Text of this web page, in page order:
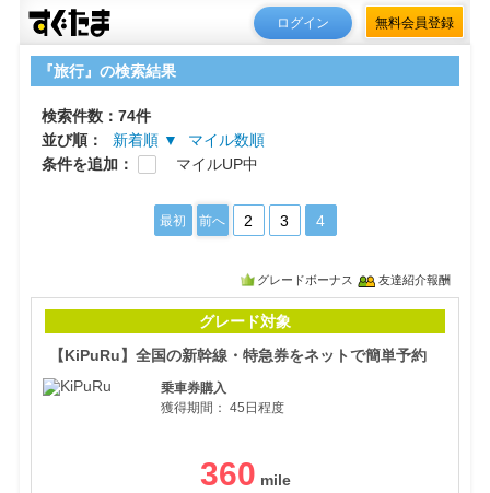
ログイン 無料会員登録
『旅行』の検索結果
検索件数：74件
並び順：
新着順 ▼
マイル数順
条件を追加：
マイルUP中
最初 前へ 2 3 4
グレードボーナス 友達紹介報酬
グレード対象
【KiPuRu】全国の新幹線・特急券をネットで簡単予約
乗車券購入
獲得期間： 45日程度
360